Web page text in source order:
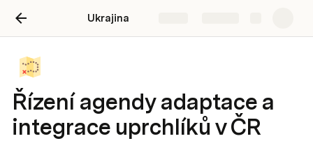
Ukrajina
Řízení agendy adaptace a
integrace uprchlíků v ČR